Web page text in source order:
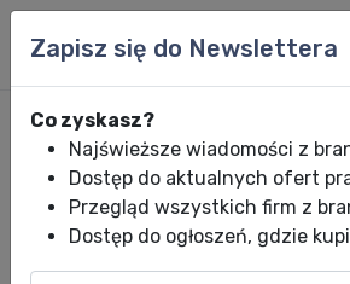
Zapisz się do Newslettera
Co zyskasz?
Najświeższe wiadomości z
Dostęp do aktualnych ofert
Przegląd wszystkich firm z
Dostęp do ogłoszeń, gdzie